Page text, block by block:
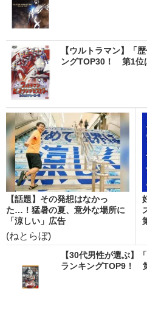
【ウルトラマン】「
ングTOP30！ 第1位
【話題】その発想はなかっ
た…！猛暑の夏、意外な場所に
「涼しい」広告
(ねとらぼ)
【30代男性が選ぶ】
ランキングTOP9！